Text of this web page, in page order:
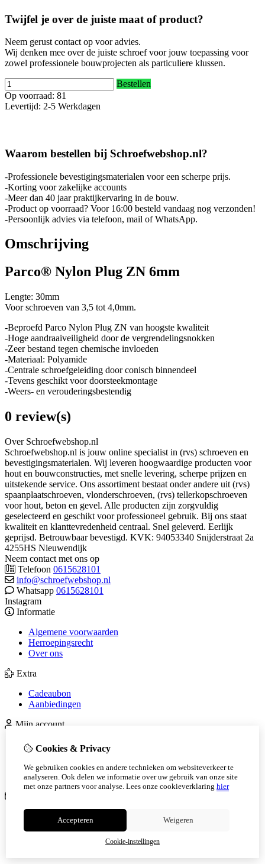
Twijfel je over de juiste maat of product?
Neem gerust contact op voor advies.
Wij denken mee over de juiste schroef voor jouw toepassing voor
zowel professionele bouwprojecten als particuliere klussen.
Bestellen
Op voorraad: 81
Levertijd: 2-5 Werkdagen
Waarom bestellen bij Schroefwebshop.nl?
-Professionele bevestigingsmaterialen voor een scherpe prijs.
-Korting voor zakelijke accounts
-Meer dan 40 jaar praktijkervaring in de bouw.
-Product op voorraad? Voor 16:00 besteld vandaag nog verzonden!
-Persoonlijk advies via telefoon, mail of WhatsApp.
Omschrijving
Parco® Nylon Plug ZN 6mm
Lengte: 30mm
Voor schroeven van 3,5 tot 4,0mm.
-Beproefd Parco Nylon Plug ZN van hoogste kwaliteit
-Hoge aandraaiveiligheid door de vergrendelingsnokken
-Zeer bestand tegen chemische invloeden
-Materiaal: Polyamide
-Centrale schroefgeleiding door conisch binnendeel
-Tevens geschikt voor doorsteekmontage
-Weers- en verouderingsbestendig
0 review(s)
Over Schroefwebshop.nl
Schroefwebshop.nl is jouw online specialist in (rvs) schroeven en
bevestigingsmaterialen. Wij leveren hoogwaardige producten voor
hout en bouwconstructies, met snelle levering, scherpe prijzen en
uitstekende service. Ons assortiment bestaat onder andere uit (rvs)
spaanplaatschroeven, vlonderschroeven, (rvs) tellerkopschroeven
voor hout, beton en gevel. Alle producten zijn zorgvuldig
geselecteerd en geschikt voor professioneel gebruik. Bij ons staat
kwaliteit en klanttevredenheid centraal. Snel geleverd. Eerlijk
geprijsd. Betrouwbaar bevestigd. KVK: 94053340 Snijderstraat 2a
4255HS Nieuwendijk
Neem contact met ons op
Telefoon 0615628101
info@schroefwebshop.nl
Whatsapp 0615628101
Instagram
Informatie
Algemene voorwaarden
Herroepingsrecht
Over ons
Extra
Cadeaubon
Aanbiedingen
Mijn account
Inloggen
Bestelhistorie
Verlanglijst
Nieuwsbrief
Retourneren
Cookies & Privacy
We gebruiken cookies en andere technieken om websiteverkeer te
analyseren. Ook delen we informatie over uw gebruik van onze site
met onze partners voor analyse. Lees onze cookieverklaring hier
Accepteren Weigeren
Cookie-instellingen